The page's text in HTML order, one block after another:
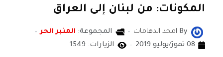
المكونات: من لبنان إلى العراق
By امجد الدهامات المجموعة: المنبر الحر
08 تموز/يوليو 2019
الزيارات: 1549